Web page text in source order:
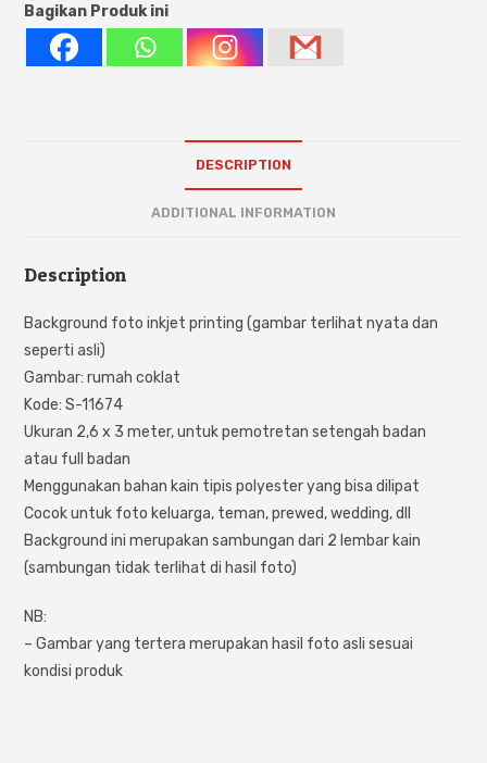
Bagikan Produk ini
DESCRIPTION
ADDITIONAL INFORMATION
Description
Background foto inkjet printing (gambar terlihat nyata dan
seperti asli)
Gambar: rumah coklat
Kode: S-11674
Ukuran 2,6 x 3 meter, untuk pemotretan setengah badan
atau full badan
Menggunakan bahan kain tipis polyester yang bisa dilipat
Cocok untuk foto keluarga, teman, prewed, wedding, dll
Background ini merupakan sambungan dari 2 lembar kain
(sambungan tidak terlihat di hasil foto)
NB:
– Gambar yang tertera merupakan hasil foto asli sesuai
kondisi produk